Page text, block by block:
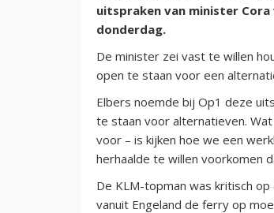
uitspraken van minister
donderdag.
De minister zei vast te willen
open te staan voor een
Elbers noemde bij Op1 deze
te staan voor alternatieven.
voor – is kijken hoe we een
herhaalde te willen voorkomen
De KLM-topman was kritisch
vanuit Engeland de ferry op